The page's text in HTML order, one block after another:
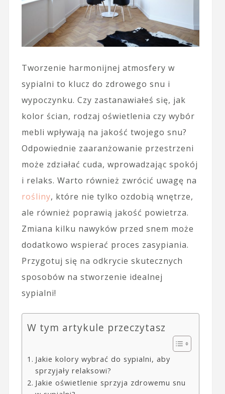
Tworzenie harmonijnej atmosfery w
sypialni to klucz do zdrowego snu i
wypoczynku. Czy zastanawiałeś się, jak
kolor ścian, rodzaj oświetlenia czy wybór
mebli wpływają na jakość twojego snu?
Odpowiednie zaaranżowanie przestrzeni
może zdziałać cuda, wprowadzając spokój
i relaks. Warto również zwrócić uwagę na
rośliny, które nie tylko ozdobią wnętrze,
ale również poprawią jakość powietrza.
Zmiana kilku nawyków przed snem może
dodatkowo wspierać proces zasypiania.
Przygotuj się na odkrycie skutecznych
sposobów na stworzenie idealnej
sypialni!
W tym artykule przeczytasz
Jakie kolory wybrać do sypialni, aby
sprzyjały relaksowi?
Jakie oświetlenie sprzyja zdrowemu snu